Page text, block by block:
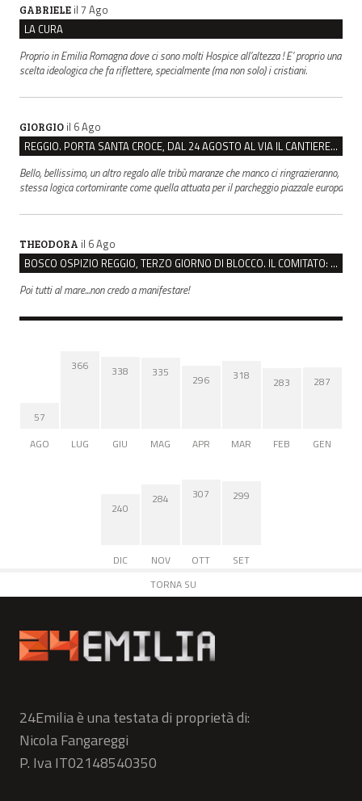
GABRIELE il 7 Ago
LA CURA
Proprio in Emilia Romagna dove ci sono molti Hospice all’altezza ! E’ proprio una
scelta ideologica che fa riflettere, specialmente (ma non solo) i cristiani.
GIORGIO il 6 Ago
REGGIO. PORTA SANTA CROCE, DAL 24 AGOSTO AL VIA IL CANTIERE PER IL NUOVO COLLETTORE FOGNARIO
Bello, bellissimo, un altro regalo alle tribù maranze che manco ci ringrazieranno,
stessa logica cortomirante come quella attuata per il parcheggio piazzale europa
THEODORA il 6 Ago
BOSCO OSPIZIO REGGIO, TERZO GIORNO DI BLOCCO. IL COMITATO: “PRESIDIO FINO A VENERDÌ”
Poi tutti al mare...non credo a manifestare!
57
AGO
366
LUG
338
GIU
335
MAG
296
APR
318
MAR
283
FEB
287
GEN
240
DIC
284
NOV
307
OTT
299
SET
TORNA SU
24Emilia è una testata di proprietà di:
Nicola Fangareggi
P. Iva IT02148540350